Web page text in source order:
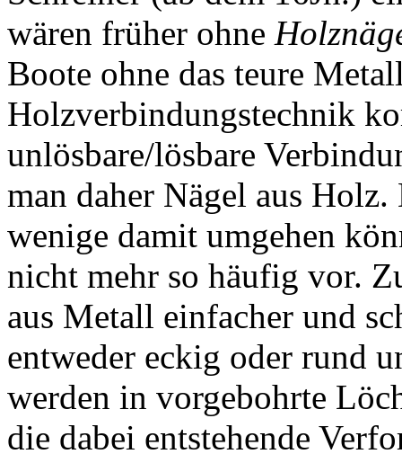
wären früher ohne
Boote ohne das teure
Holzverbindungstechnik
unlösbare/lösbare
man daher Nägel aus
wenige damit umgehen
nicht mehr so häufig vor.
aus Metall einfacher und
entweder eckig oder rund
werden in vorgebohrte
die dabei entstehende